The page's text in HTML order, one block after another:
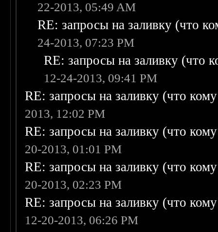
22-2013, 05:49 AM
RE: запросы на заливку (что
24-2013, 07:23 PM
RE: запросы на заливку (что
12-24-2013, 09:41 PM
RE: запросы на заливку (что
2013, 12:02 PM
RE: запросы на заливку (что
20-2013, 01:01 PM
RE: запросы на заливку (что
20-2013, 02:23 PM
RE: запросы на заливку (что
12-20-2013, 06:26 PM